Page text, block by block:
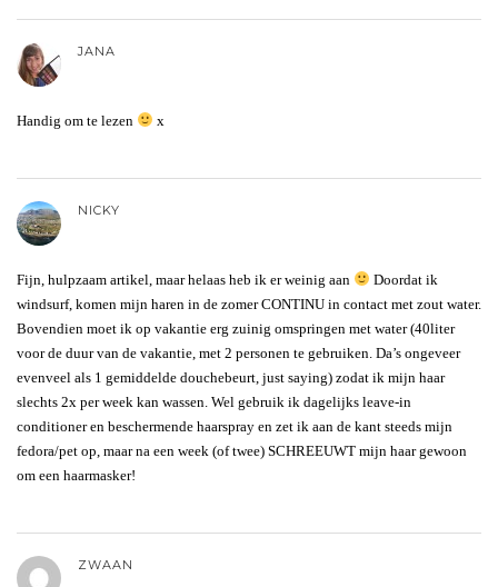
JANA
Handig om te lezen x
NICKY
Fijn, hulpzaam artikel, maar helaas heb ik er weinig aan
Doordat ik
windsurf, komen mijn haren in de zomer CONTINU in contact met zout water.
Bovendien moet ik op vakantie erg zuinig omspringen met water (40liter
voor de duur van de vakantie, met 2 personen te gebruiken. Da’s ongeveer
evenveel als 1 gemiddelde douchebeurt, just saying) zodat ik mijn haar
slechts 2x per week kan wassen. Wel gebruik ik dagelijks leave-in
conditioner en beschermende haarspray en zet ik aan de kant steeds mijn
fedora/pet op, maar na een week (of twee) SCHREEUWT mijn haar gewoon
om een haarmasker!
ZWAAN